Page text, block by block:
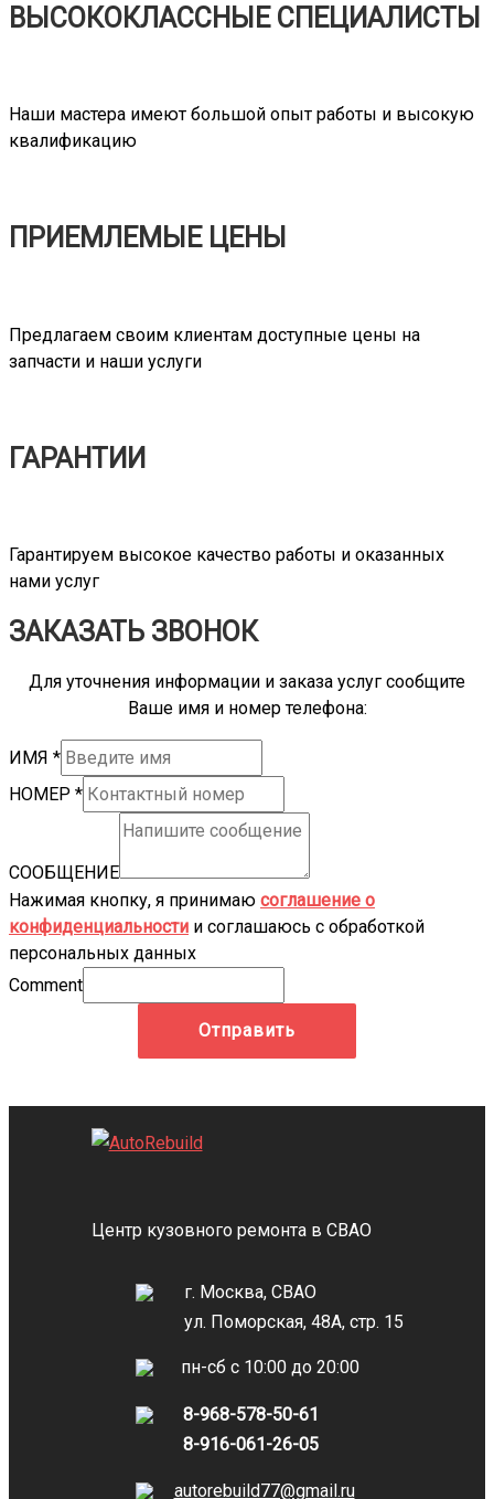
ВЫСОКОКЛАССНЫЕ СПЕЦИАЛИСТЫ
Наши мастера имеют большой опыт работы и высокую
квалификацию
ПРИЕМЛЕМЫЕ ЦЕНЫ
Предлагаем своим клиентам доступные цены на
запчасти и наши услуги
ГАРАНТИИ
Гарантируем высокое качество работы и оказанных
нами услуг
ЗАКАЗАТЬ ЗВОНОК
Для уточнения информации и заказа услуг сообщите
Ваше имя и номер телефона:
ИМЯ *
НОМЕР *
СООБЩЕНИЕ
Нажимая кнопку, я принимаю соглашение о
конфиденциальности и соглашаюсь с обработкой
персональных данных
Comment
Отправить
Центр кузовного ремонта в СВАО
г. Москва, СВАО
ул. Поморская, 48А, стр. 15
пн-сб с 10:00 до 20:00
8-968-578-50-61
8-916-061-26-05
autorebuild77@gmail.ru